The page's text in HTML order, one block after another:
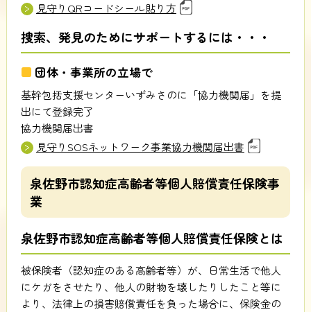
見守りQRコードシール貼り方
捜索、発見のためにサポートするには・・・
団体・事業所の立場で
基幹包括支援センターいずみさのに「協力機関届」を提
出にて登録完了
協力機関届出書
見守りSOSネットワーク事業協力機関届出書
泉佐野市認知症高齢者等個人賠償責任保険事
業
泉佐野市認知症高齢者等個人賠償責任保険とは
被保険者（認知症のある高齢者等）が、日常生活で他人
にケガをさせたり、他人の財物を壊したりしたこと等に
より、法律上の損害賠償責任を負った場合に、保険金の